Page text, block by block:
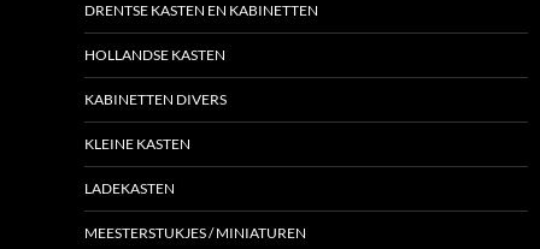
DRENTSE KASTEN EN KABINETTEN
HOLLANDSE KASTEN
KABINETTEN DIVERS
KLEINE KASTEN
LADEKASTEN
MEESTERSTUKJES / MINIATUREN